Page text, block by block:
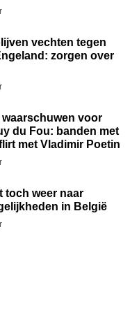
vechten tegen
zorgen over
voor
du Fou: banden met
met Vladimir Poetin
toch weer naar
in België